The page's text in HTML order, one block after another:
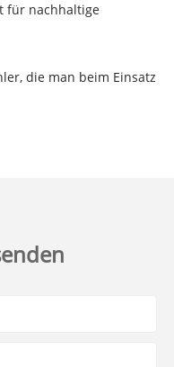
für nachhaltige
die man beim Einsatz